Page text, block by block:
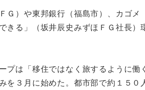
）や東邦銀行（福島市）、カゴメ
る」（坂井辰史みずほＦＧ社長）
は「移住ではなく旅するように働
３月に始めた。都市部で約１５０